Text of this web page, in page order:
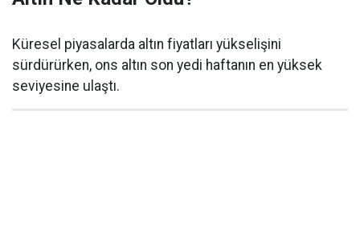
Küresel piyasalarda altın fiyatları yükselişini
sürdürürken, ons altın son yedi haftanın en yüksek
seviyesine ulaştı.